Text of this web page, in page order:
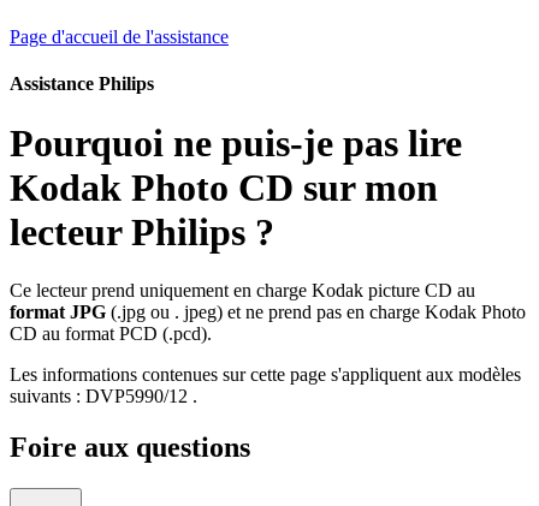
Page d'accueil de l'assistance
Assistance Philips
Pourquoi ne puis-je pas lire
Kodak Photo CD sur mon
lecteur Philips ?
Ce lecteur prend uniquement en charge Kodak picture CD au
format JPG (.jpg ou . jpeg) et ne prend pas en charge Kodak Photo
CD au format PCD (.pcd).
Les informations contenues sur cette page s'appliquent aux modèles
suivants : DVP5990/12 .
Foire aux questions